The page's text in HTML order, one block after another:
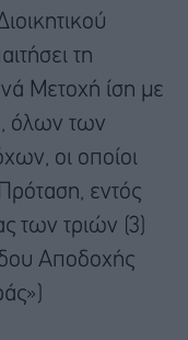
τη
Μετοχή ίση με
όλων των
οι οποίοι
εντός
των τριών (3)
Αποδοχής